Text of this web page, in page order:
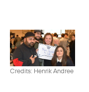
Credits: Henrik Andree